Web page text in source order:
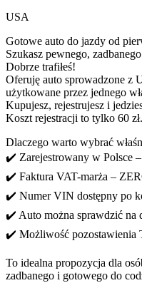
USA
Gotowe auto do jazdy od
Szukasz pewnego,
Dobrze trafiłeś!
Oferuję auto sprowadzone z
użytkowane przez jednego
Kupujesz, rejestrujesz i
Koszt rejestracji to tylko 60 zł.
Dlaczego warto wybrać
✔️ Zarejestrowany w Polsce
✔️ Faktura VAT-marża –
✔️ Numer VIN dostępny po
✔️ Auto można sprawdzić na
✔️ Możliwość pozostawienia
To idealna propozycja dla
zadbanego i gotowego do